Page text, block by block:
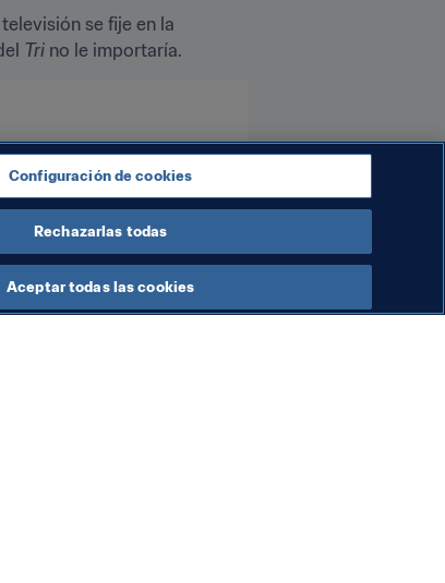
se fije en la
Tri no le importaría.
Configuración de cookies
Rechazarlas todas
Aceptar todas las cookies